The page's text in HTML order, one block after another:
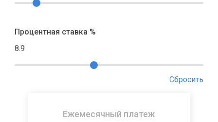
Процентная ставка %
8.9
Сбросить
Ежемесячный платеж